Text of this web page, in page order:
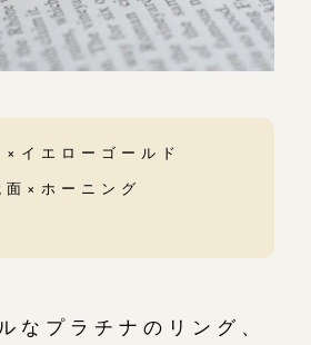
イエローゴールド
×ホーニング
なプラチナのリング、